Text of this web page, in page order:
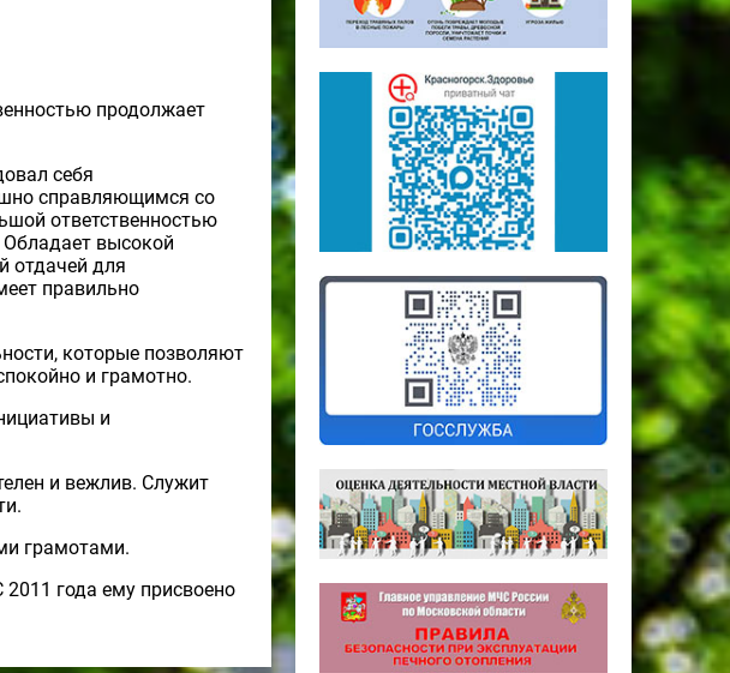
продолжает
себя
справляющимся со
ответственностью
Обладает высокой
отдачей для
правильно
которые позволяют
и грамотно.
и
и вежлив. Служит
грамотами.
года ему присвоено